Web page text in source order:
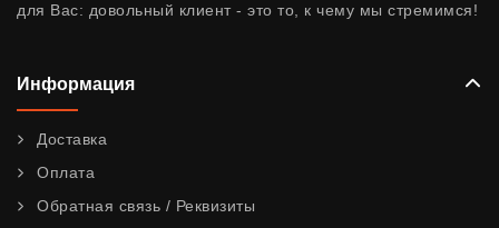
для Вас: довольный клиент - это то, к чему мы стремимся!
Информация
Доставка
Оплата
Обратная связь / Реквизиты